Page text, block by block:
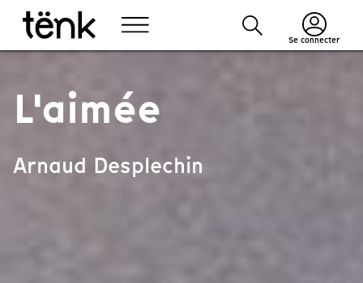
Se connecter
L'aimée
Arnaud Desplechin